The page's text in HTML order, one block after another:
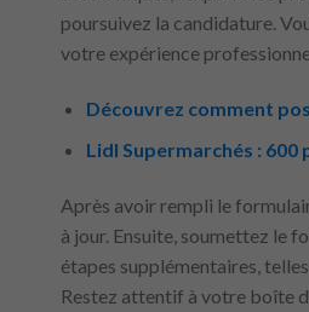
poursuivez la candidature.
votre expérience
Découvrez comment
Lidl Supermarchés :
Après avoir rempli le
à jour. Ensuite, soumettez le
étapes supplémentaires,
Restez attentif à votre boîte